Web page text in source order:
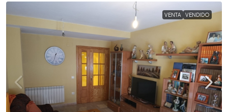
VENTA VENDIDO